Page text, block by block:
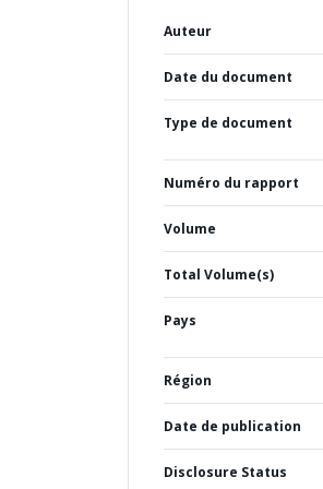
Auteur
Date du document
Type de document
Numéro du rapport
Volume
Total Volume(s)
Pays
Région
Date de publication
Disclosure Status